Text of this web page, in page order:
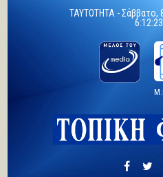
TAYTOTHTA -Σάββατο,